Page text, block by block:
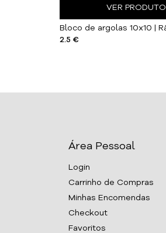
VER PRODUTO
2.5 €
Área Pessoal
Login
Carrinho de Compras
Minhas Encomendas
Checkout
Favoritos